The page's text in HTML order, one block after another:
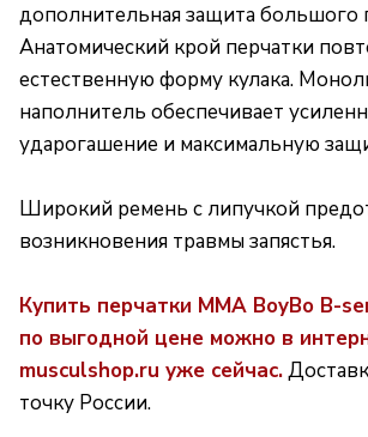
дополнительная защита большого
Анатомический крой перчатки
естественную форму кулака.
наполнитель обеспечивает
ударогашение и максимальную
Широкий ремень с липучкой
возникновения травмы запястья.
Купить перчатки MMA BoyBo B-
по выгодной цене можно в
musculshop.ru уже сейчас.
точку России.